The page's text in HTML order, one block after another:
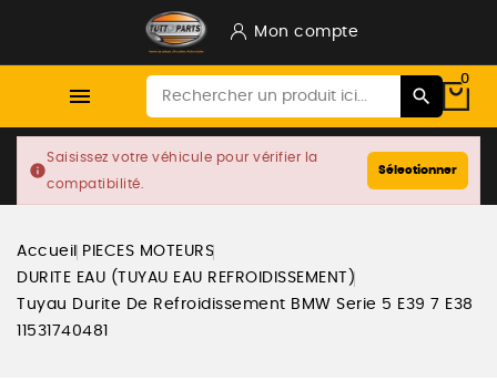
Mon compte

0
info
Saisissez votre véhicule pour vérifier la
compatibilité.
Sélectionner
Accueil
PIECES MOTEURS
DURITE EAU (TUYAU EAU REFROIDISSEMENT)
Tuyau Durite De Refroidissement BMW Serie 5 E39 7 E38
11531740481